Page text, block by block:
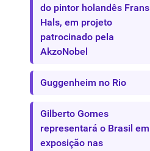
do pintor holandês Frans
Hals, em projeto
patrocinado pela
AkzoNobel
Guggenheim no Rio
Gilberto Gomes
representará o Brasil em
exposição nas